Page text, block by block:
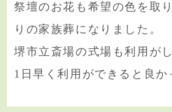
祭壇のお花も希望の色を取
りの家族葬になりました。
堺市立斎場の式場も利用が
1日早く利用ができると良か